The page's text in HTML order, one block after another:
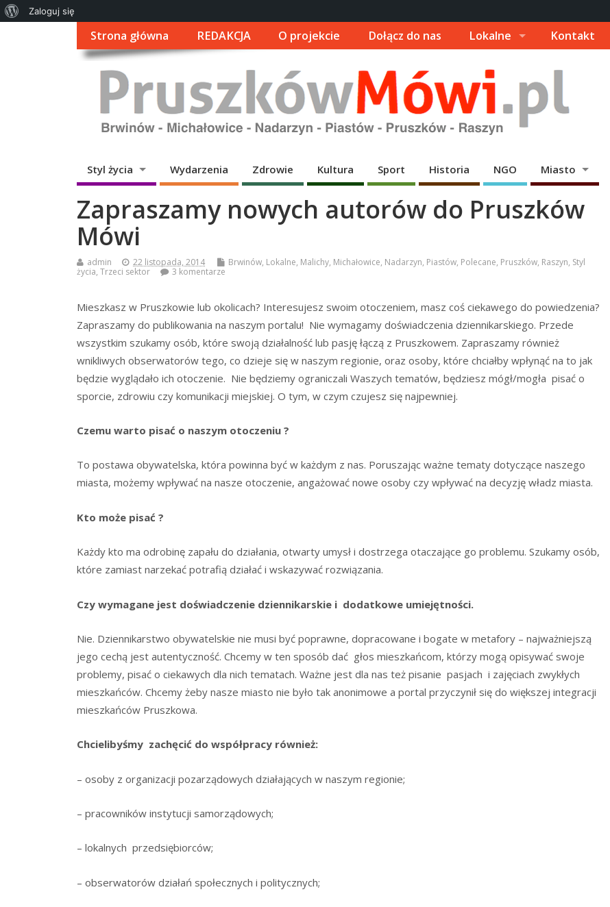
Strona główna REDAKCJA O projekcie Dołącz do nas Lokalne Kontakt
Styl życia Wydarzenia Zdrowie Kultura Sport Historia NGO Miasto
Zapraszamy nowych autorów do Pruszków
Mówi
admin 22 listopada, 2014 Brwinów, Lokalne, Malichy, Michałowice, Nadarzyn, Piastów, Polecane, Pruszków, Raszyn, Styl
życia, Trzeci sektor 3 komentarze
Mieszkasz w Pruszkowie lub okolicach? Interesujesz swoim otoczeniem, masz coś ciekawego do powiedzenia?
Zapraszamy do publikowania na naszym portalu! Nie wymagamy doświadczenia dziennikarskiego. Przede
wszystkim szukamy osób, które swoją działalność lub pasję łączą z Pruszkowem. Zapraszamy również
wnikliwych obserwatorów tego, co dzieje się w naszym regionie, oraz osoby, które chciałby wpłynąć na to jak
będzie wyglądało ich otoczenie. Nie będziemy ograniczali Waszych tematów, będziesz mógł/mogła pisać o
sporcie, zdrowiu czy komunikacji miejskiej. O tym, w czym czujesz się najpewniej.
Czemu warto pisać o naszym otoczeniu ?
To postawa obywatelska, która powinna być w każdym z nas. Poruszając ważne tematy dotyczące naszego
miasta, możemy wpływać na nasze otoczenie, angażować nowe osoby czy wpływać na decyzję władz miasta.
Kto może pisać ?
Każdy kto ma odrobinę zapału do działania, otwarty umysł i dostrzega otaczające go problemu. Szukamy osób,
które zamiast narzekać potrafią działać i wskazywać rozwiązania.
Czy wymagane jest doświadczenie dziennikarskie i dodatkowe umiejętności.
Nie. Dziennikarstwo obywatelskie nie musi być poprawne, dopracowane i bogate w metafory – najważniejszą
jego cechą jest autentyczność. Chcemy w ten sposób dać głos mieszkańcom, którzy mogą opisywać swoje
problemy, pisać o ciekawych dla nich tematach. Ważne jest dla nas też pisanie pasjach i zajęciach zwykłych
mieszkańców. Chcemy żeby nasze miasto nie było tak anonimowe a portal przyczynił się do większej integracji
mieszkańców Pruszkowa.
Chcielibyśmy zachęcić do współpracy również:
– osoby z organizacji pozarządowych działających w naszym regionie;
– pracowników instytucji samorządowych;
– lokalnych przedsiębiorców;
– obserwatorów działań społecznych i politycznych;
Zaloguj się